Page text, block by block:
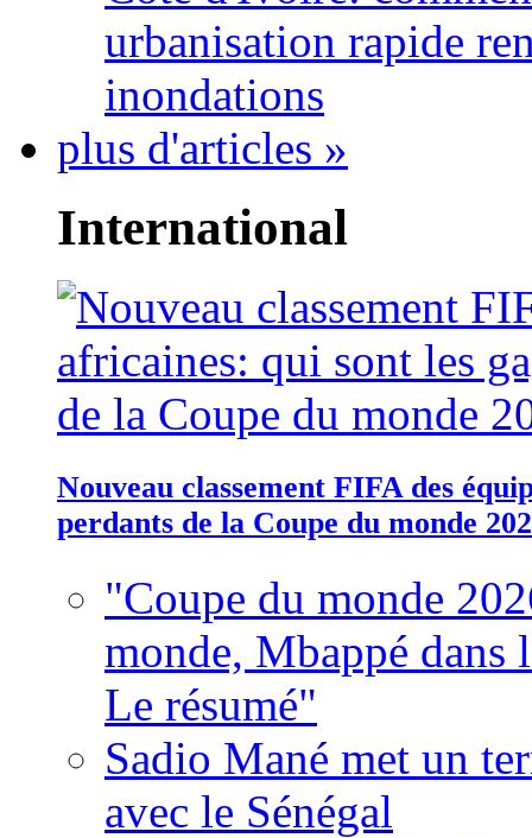
urbanisation rapide
inondations
plus d'articles »
International
Nouveau classement FIFA des
perdants de la Coupe du monde
"Coupe du monde
monde, Mbappé dans
Le résumé"
Sadio Mané met un
avec le Sénégal